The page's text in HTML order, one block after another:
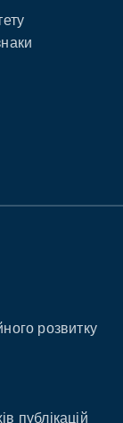
розвитку
публікацій